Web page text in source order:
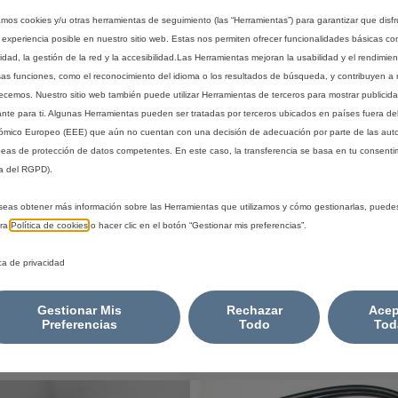
17/08
a la cesta
BOTÓN PRIVACY
Entrega estimada:
52,05€
is
Quantity
updated
Añadir a la cesta
cookies y/u otras herramientas de seguimiento (las “Herramientas”) para garantizar que
experiencia posible en nuestro sitio web. Estas nos permiten ofrecer funcionalidades básicas
la gestión de la red y la accesibilidad.Las Herramientas mejoran la usabilidad y el
funciones, como el reconocimiento del idioma o los resultados de búsqueda, y contribuyen a
Nuestro sitio web también puede utilizar Herramientas de terceros para mostrar
para ti. Algunas Herramientas pueden ser tratadas por terceros ubicados en países fuera
Europeo (EEE) que aún no cuentan con una decisión de adecuación por parte de las
de protección de datos competentes. En este caso, la transferencia se basa en tu
del RGPD).
obtener más información sobre las Herramientas que utilizamos y cómo gestionarlas,
Política de cookies o hacer clic en el botón “Gestionar mis preferencias”.
de privacidad
Gestionar Mis
Preferencias
Rechazar
Todo